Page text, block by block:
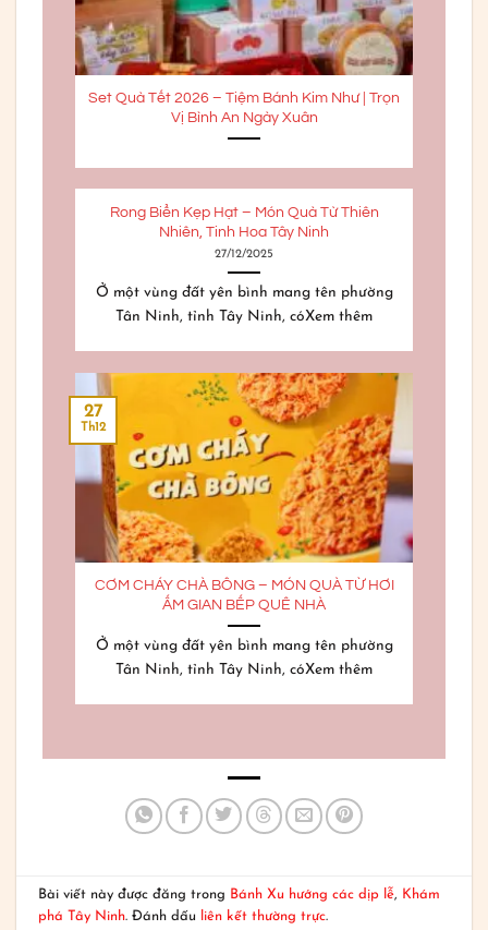
Set Quà Tết 2026 – Tiệm Bánh Kim Như | Trọn
Vị Bình An Ngày Xuân
Rong Biển Kẹp Hạt – Món Quà Từ Thiên
Nhiên, Tinh Hoa Tây Ninh
27/12/2025
Ở một vùng đất yên bình mang tên phường
Tân Ninh, tỉnh Tây Ninh, cóXem thêm
CƠM CHÁY CHÀ BÔNG – MÓN QUÀ TỪ HƠI
ẤM GIAN BẾP QUÊ NHÀ
Ở một vùng đất yên bình mang tên phường
Tân Ninh, tỉnh Tây Ninh, cóXem thêm
27
Th12
Bài viết này được đăng trong Bánh Xu hướng các dịp lễ, Khám
phá Tây Ninh. Đánh dấu liên kết thường trực.